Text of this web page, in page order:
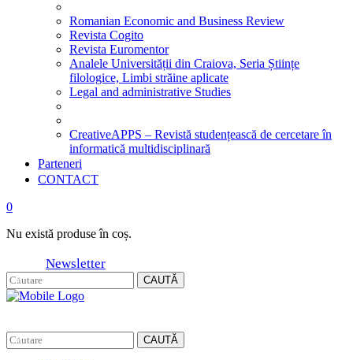
Romanian Economic and Business Review
Revista Cogito
Revista Euromentor
Analele Universității din Craiova, Seria Științe
filologice, Limbi străine aplicate
Legal and administrative Studies
CreativeAPPS – Revistă studențească de cercetare în
informatică multidisciplinară
Parteneri
CONTACT
0
Nu există produse în coș.
Newsletter
CAUTĂ
CAUTĂ